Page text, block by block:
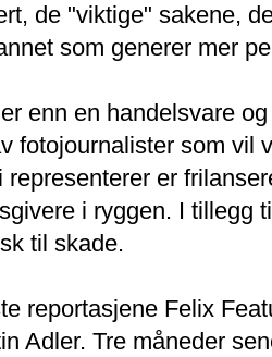
de "viktige" sakene,
som generer mer
enn en handelsvare
fotojournalister som vil
representerer er
i ryggen. I tillegg
til skade.
reportasjene Felix
Adler. Tre måneder